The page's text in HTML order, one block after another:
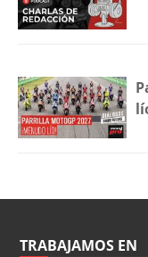
TRABAJAMOS EN